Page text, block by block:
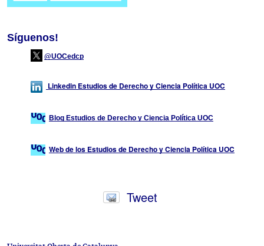
Síguenos!
@UOCedcp
Linkedin Estudios de Derecho y Ciencia Política UOC
Blog Estudios de Derecho y Ciencia Política UOC
Web de los Estudios de Derecho y Ciencia Política UOC
Tweet